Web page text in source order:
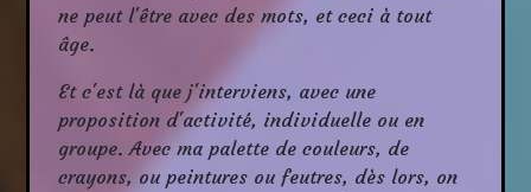
ne peut l'être avec des mots, et ceci à tout
âge.
Et c'est là que j'interviens, avec une
proposition d'activité, individuelle ou en
groupe. Avec ma palette de couleurs, de
crayons, ou peintures ou feutres, dès lors, on